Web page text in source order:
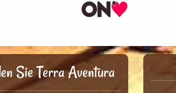
Sie Terra Aventura